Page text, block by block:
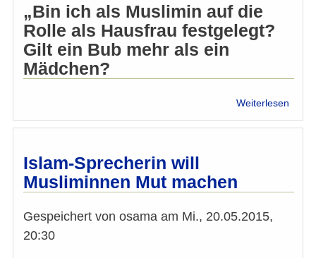
„Bin ich als Muslimin auf die
Rolle als Hausfrau festgelegt?
Gilt ein Bub mehr als ein
Mädchen?
Weiterlesen
sein“:
Islam-Sprecherin will
Musliminnen Mut machen
Gespeichert von osama am Mi., 20.05.2015,
20:30